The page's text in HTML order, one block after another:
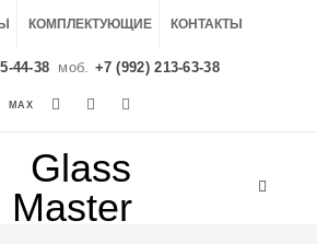
КОМПЛЕКТУЮЩИЕ КОНТАКТЫ
44-38 моб. +7 (992) 213-63-38
MAX